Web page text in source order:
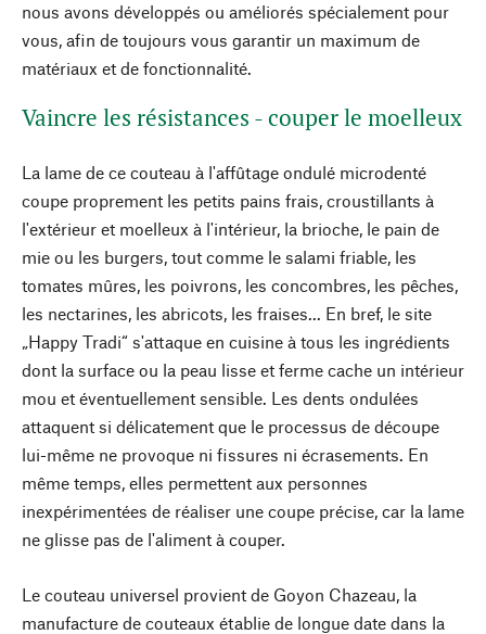
nous avons développés ou améliorés spécialement pour
vous, afin de toujours vous garantir un maximum de
matériaux et de fonctionnalité.
Vaincre les résistances - couper le moelleux
La lame de ce couteau à l'affûtage ondulé microdenté
coupe proprement les petits pains frais, croustillants à
l'extérieur et moelleux à l'intérieur, la brioche, le pain de
mie ou les burgers, tout comme le salami friable, les
tomates mûres, les poivrons, les concombres, les pêches,
les nectarines, les abricots, les fraises... En bref, le site
„Happy Tradi“ s'attaque en cuisine à tous les ingrédients
dont la surface ou la peau lisse et ferme cache un intérieur
mou et éventuellement sensible. Les dents ondulées
attaquent si délicatement que le processus de découpe
lui-même ne provoque ni fissures ni écrasements. En
même temps, elles permettent aux personnes
inexpérimentées de réaliser une coupe précise, car la lame
ne glisse pas de l'aliment à couper.
Le couteau universel provient de Goyon Chazeau, la
manufacture de couteaux établie de longue date dans la